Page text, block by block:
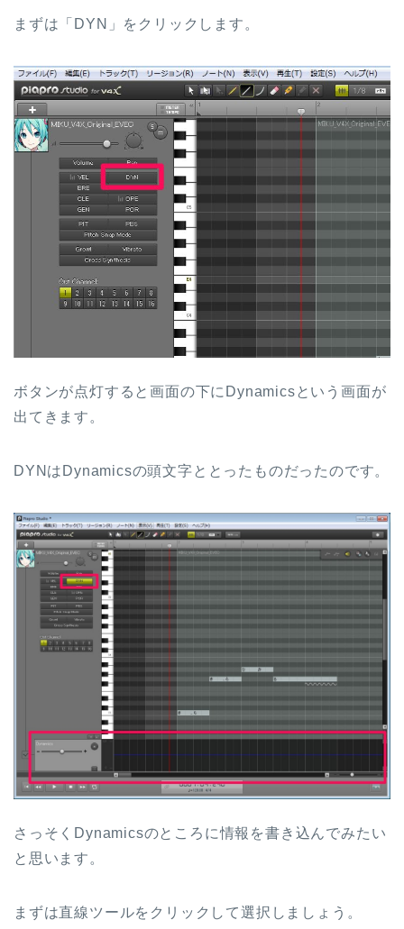
まずは「DYN」をクリックします。
ボタンが点灯すると画面の下にDynamicsという画面が
出てきます。
DYNはDynamicsの頭文字ととったものだったのです。
さっそくDynamicsのところに情報を書き込んでみたい
と思います。
まずは直線ツールをクリックして選択しましょう。